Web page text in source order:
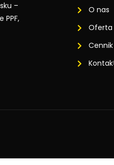
–
PPF,
O nas
Oferta
Cennik